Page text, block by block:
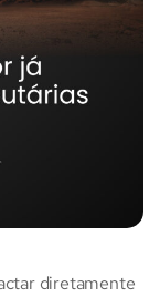
diretamente